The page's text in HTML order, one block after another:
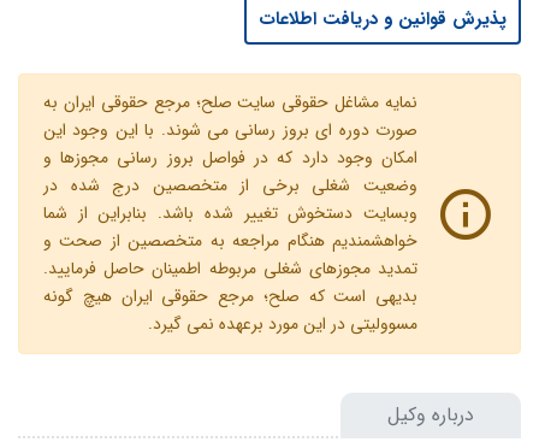
پذیرش قوانین و دریافت اطلاعات
نمایه مشاغل حقوقی سایت صلح؛ مرجع حقوقی ایران به
صورت دوره ای بروز رسانی می شوند. با این وجود این
امکان وجود دارد که در فواصل بروز رسانی مجوزها و
وضعیت شغلی برخی از متخصصین درج شده در
وبسایت دستخوش تغییر شده باشد. بنابراین از شما
خواهشمندیم هنگام مراجعه به متخصصین از صحت و
تمدید مجوزهای شغلی مربوطه اطمینان حاصل فرمایید.
بدیهی است که صلح؛ مرجع حقوقی ایران هیچ گونه
مسوولیتی در این مورد برعهده نمی گیرد.
درباره وکیل